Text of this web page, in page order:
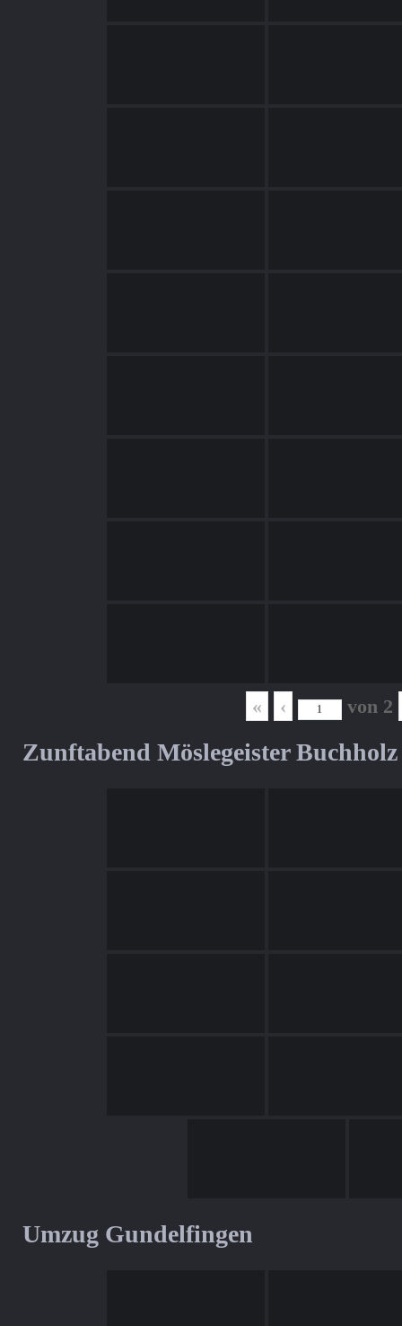
« ‹ von 2
Zunftabend Möslegeister Buchholz
Umzug Gundelfingen